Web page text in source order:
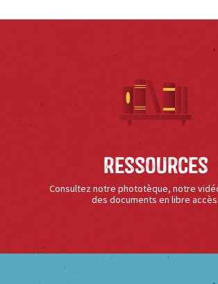
Ressources
Consultez notre phototèque, notre
des documents en libre accès.